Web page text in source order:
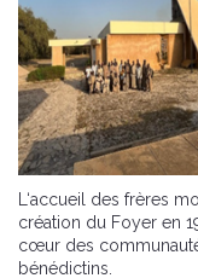
L‘accueil des frères
création du Foyer en
cœur des
bénédictins.